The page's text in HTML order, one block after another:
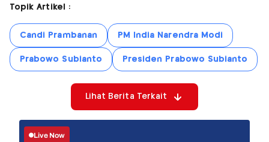
Topik Artikel :
Candi Prambanan PM India Narendra Modi
Prabowo Subianto Presiden Prabowo Subianto
Lihat Berita Terkait
Live Now